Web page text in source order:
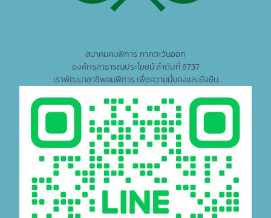
สมาคมคนพิการ ภาคตะวันออก
องค์กรสาธารณประโยชน์ ลำดับที่ 6737
เราพัฒนาอาชีพคนพิการ เพื่อความมั่นคงและยั่งยืน